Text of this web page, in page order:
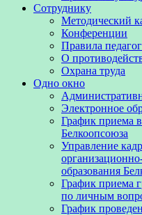
Сотруднику
Методический
Конференции
Правила
О
Охрана труда
Одно окно
Электронное
График приема
Белкоопсоюза
Управление
образования
График приема
по личным
График